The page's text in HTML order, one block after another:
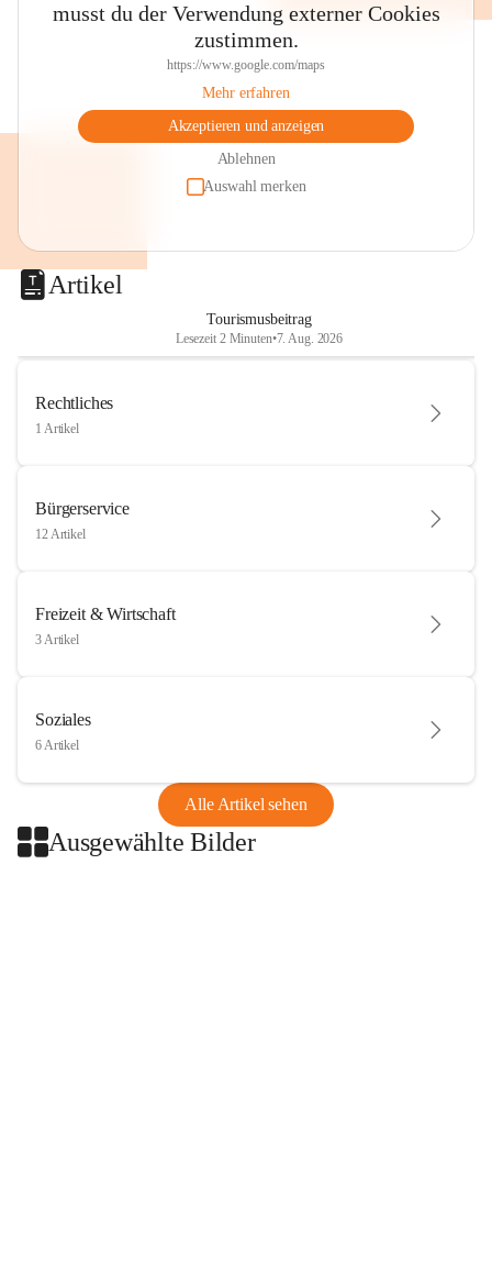
musst du der Verwendung externer Cookies
zustimmen.
https://www.google.com/maps
Mehr erfahren
Akzeptieren und anzeigen
Ablehnen
Auswahl merken
Artikel
Tourismusbeitrag
Lesezeit 2 Minuten•7. Aug. 2026
Rechtliches
1 Artikel
Bürgerservice
12 Artikel
Freizeit & Wirtschaft
3 Artikel
Soziales
6 Artikel
Alle Artikel sehen
Ausgewählte Bilder